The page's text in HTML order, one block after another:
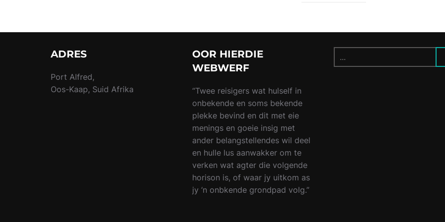
ADRES
Port Alfred,
Oos-Kaap, Suid Afrika
OOR HIERDIE
WEBWERF
“Twee reisigers wat hulself in
onbekende en soms bekende
plekke bevind en dit met eie
menings en goeie insig met
ander belangstellendes wil deel
en hulle lus aanwakker om te
verken wat agter die volgende
horison is, of waar jy uitkom as
jy ‘n onbkende grondpad volg.”